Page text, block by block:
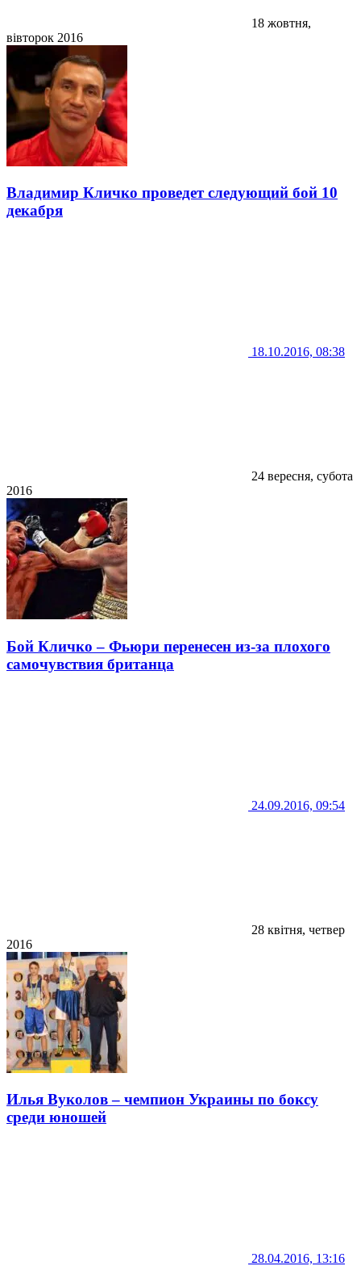
18 жовтня,
вівторок 2016
Владимир Кличко проведет следующий бой 10
декабря
18.10.2016, 08:38
24 вересня, субота
2016
Бой Кличко – Фьюри перенесен из-за плохого
самочувствия британца
24.09.2016, 09:54
28 квітня, четвер
2016
Илья Вуколов – чемпион Украины по боксу
среди юношей
28.04.2016, 13:16